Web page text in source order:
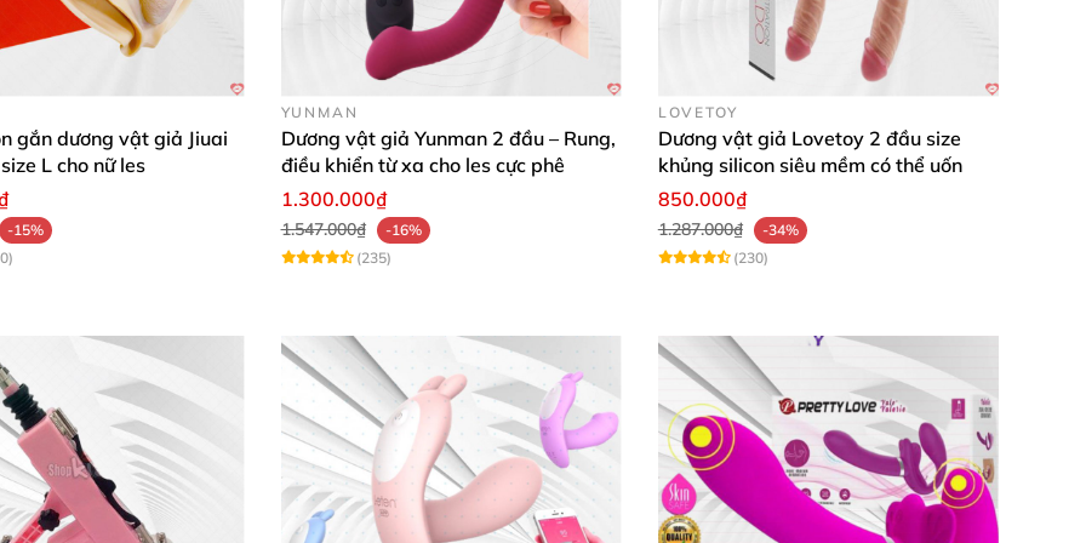
cồn các sản phẩm sát khuẩn . Điều này giúp bạn phòng tránh
các bệnh lý lây qua đường tình
bôi trơn.
dên
tránh ánh nắng trực tiếp của mặt trời.
gắn dương vật giả Jiuai
L cho nữ les
-15%
YUNMAN
Dương vật giả Yunman 2 đầu – Rung,
điều khiển từ xa cho les cực phê
1.300.000₫
1.547.000₫
-16%
(235)
LOVETOY
Dương vật giả Lovetoy 2 đầu size
khủng silicon siêu mềm có thể uốn
850.000₫
1.287.000₫
-34%
(230)